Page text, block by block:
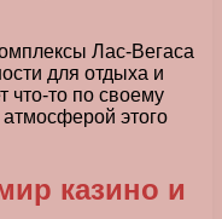
Лас-Вегаса
для отдыха и
что-то по своему
этого
казино и